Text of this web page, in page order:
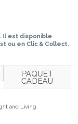
est disponible
ou en Clic & Collect.
PAQUET
CADEAU
and Living